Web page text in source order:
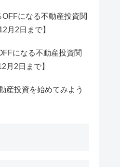
になる不動産投資関
月2日まで】
になる不動産投資関
月2日まで】
産投資を始めてみよう